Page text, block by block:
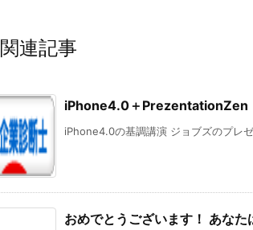
関連記事
iPhone4.0＋PrezentationZen
iPhone4.0の基調講演 ジョブズのプ
おめでとうございます！ あな